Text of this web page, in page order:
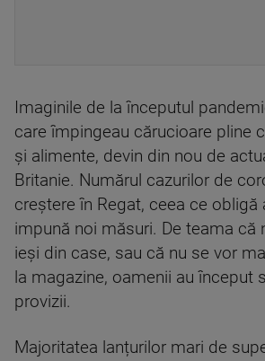
Imaginile de la începutul
care împingeau cărucioare pline
și alimente, devin din nou de
Britanie. Numărul cazurilor de
creștere în Regat, ceea ce obligă
impună noi măsuri. De teama că
ieși din case, sau că nu se vor
la magazine, oamenii au început
provizii.
Majoritatea lanțurilor mari de